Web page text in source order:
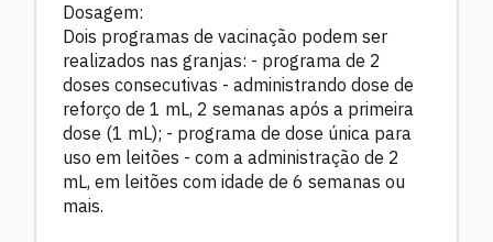
Dosagem:
Dois programas de vacinação podem ser
realizados nas granjas: - programa de 2
doses consecutivas - administrando dose de
reforço de 1 mL, 2 semanas após a primeira
dose (1 mL); - programa de dose única para
uso em leitões - com a administração de 2
mL, em leitões com idade de 6 semanas ou
mais.